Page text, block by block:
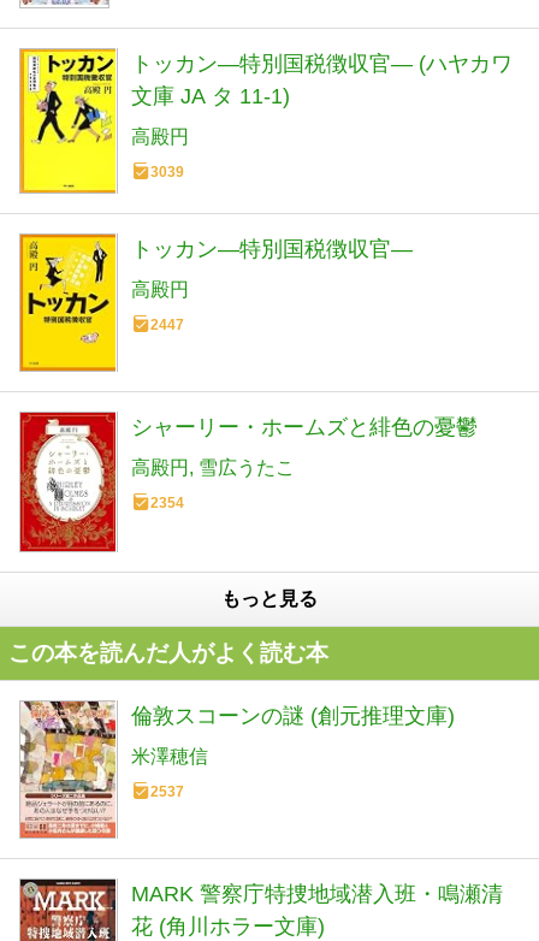
トッカン―特別国税徴収官― (ハヤカワ
文庫 JA タ 11-1)
高殿円
3039
トッカン―特別国税徴収官―
高殿円
2447
シャーリー・ホームズと緋色の憂鬱
高殿円 雪広うたこ
2354
もっと見る
この本を読んだ人がよく読む本
倫敦スコーンの謎 (創元推理文庫)
米澤穂信
2537
MARK 警察庁特捜地域潜入班・鳴瀬清
花 (角川ホラー文庫)